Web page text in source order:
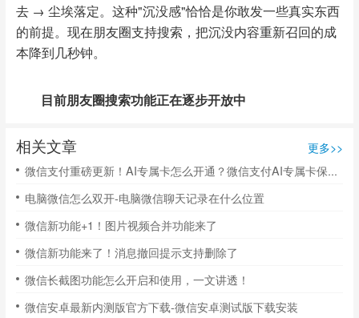
去 → 尘埃落定。这种"沉没感"恰恰是你敢发一些真实东西
的前提。现在朋友圈支持搜索，把沉没内容重新召回的成
本降到几秒钟。
目前朋友圈搜索功能正在逐步开放中
相关文章 更多>>
微信支付重磅更新！AI专属卡怎么开通？微信支付AI专属卡保姆级教程
电脑微信怎么双开-电脑微信聊天记录在什么位置
微信新功能+1！图片视频合并功能来了
微信新功能来了！消息撤回提示支持删除了
微信长截图功能怎么开启和使用，一文讲透！
微信安卓最新内测版官方下载-微信安卓测试版下载安装